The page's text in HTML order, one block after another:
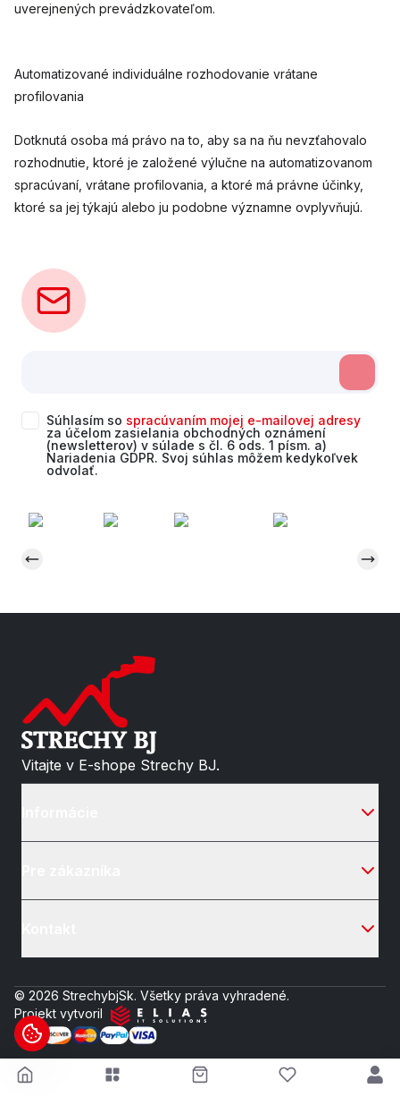
uverejnených prevádzkovateľom.
Automatizované individuálne rozhodovanie vrátane
profilovania
Dotknutá osoba má právo na to, aby sa na ňu nevzťahovalo
rozhodnutie, ktoré je založené výlučne na automatizovanom
spracúvaní, vrátane profilovania, a ktoré má právne účinky,
ktoré sa jej týkajú alebo ju podobne významne ovplyvňujú.
Súhlasím so spracúvaním mojej e-mailovej adresy
za účelom zasielania obchodných oznámení
(newsletterov) v súlade s čl. 6 ods. 1 písm. a)
Nariadenia GDPR. Svoj súhlas môžem kedykoľvek
odvolať.
Vitajte v E-shope Strechy BJ.
© 2026 StrechybjSk. Všetky práva vyhradené.
Projekt vytvoril